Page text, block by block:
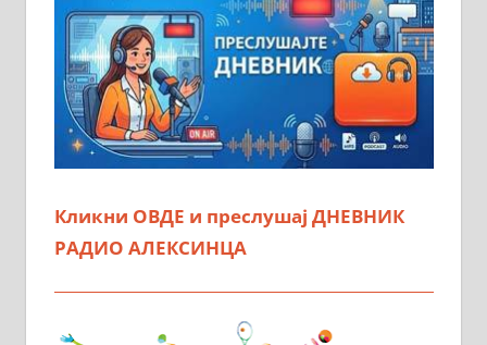
Кликни ОВДЕ и преслушај ДНЕВНИК
РАДИО АЛЕКСИНЦА